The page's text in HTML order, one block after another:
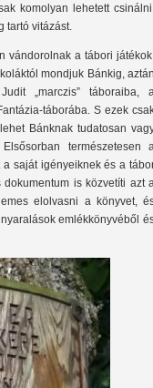
komolyan lehetett
tartó vitázást.
vándorolnak a tábori
mondjuk Bánkig,
„marczis” táboraiba,
táborába. S ezek
Bánknak tudatosan
természetesen
a saját igényeiknek és a
is közvetíti azt
elolvasni a könyvet,
emlékkönyvéből